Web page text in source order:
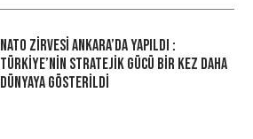
NATO Zirvesi Ankara’da Yapıldı :
Türkiye’nin Stratejik Gücü Bir Kez Daha
Dünyaya Gösterildi